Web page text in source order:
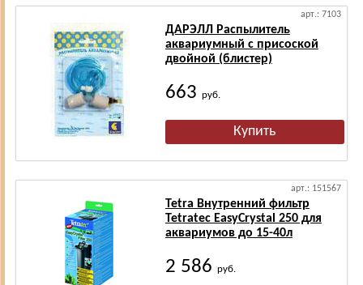
арт.: 7103
ДАРЭЛЛ Распылитель
аквариумный с присоской
двойной (блистер)
663 руб.
арт.: 151567
Tetra Внутренний фильтр
Tetratec EasyCrystal 250 для
аквариумов до 15-40л
2 586 руб.